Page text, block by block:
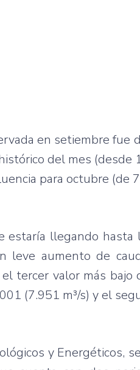
en setiembre fue
del mes
para octubre (de
llegando hasta
aumento de
tercer valor más
(7.951 m³/s) y el
y Energéticos,